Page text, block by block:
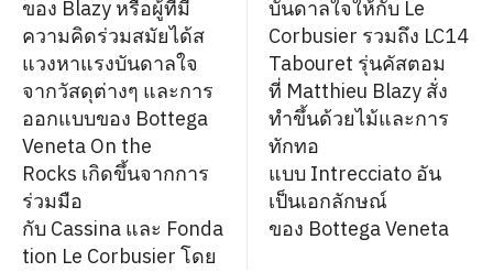
ของ Blazy หรือผู้ที่มี
ความคิดร่วมสมัยได้ส
แวงหาแรงบันดาลใจ
จากวัสดุต่างๆ และการ
ออกแบบของ Bottega
Veneta On the
Rocks เกิดขึ้นจากการ
ร่วมมือ
กับ Cassina และ Fonda
tion Le Corbusier โดย
บันดาลใจให้กับ Le
Corbusier รวมถึง LC14
Tabouret รุ่นคัสตอม
ที่ Matthieu Blazy สั่ง
ทำขึ้นด้วยไม้และการ
ทักทอ
แบบ Intrecciato อัน
เป็นเอกลักษณ์
ของ Bottega Veneta